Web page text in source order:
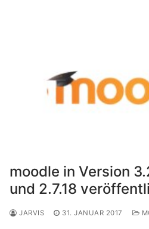
moodle in Version
und 2.7.18
JARVIS 31. JANUAR 2017